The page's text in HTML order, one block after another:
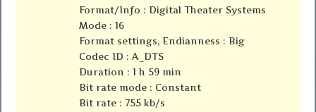
Format/Info : Digital Theater Systems
Mode : 16
Format settings, Endianness : Big
Codec ID : A_DTS
Duration : 1 h 59 min
Bit rate mode : Constant
Bit rate : 755 kb/s